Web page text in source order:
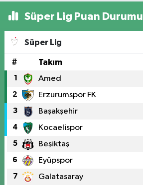
Süper Lig Puan Durumu
Süper Lig
# Takım
1 Amed
2 Erzurumspor FK
3 Başakşehir
4 Kocaelispor
5 Beşiktaş
6 Eyüpspor
7 Galatasaray